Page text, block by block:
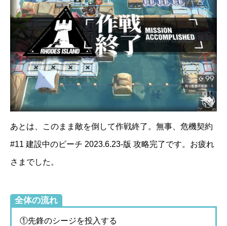
あとは、このまま敵を倒して作戦終了。無事、危機契約
#11 建設中のビーチ 2023.6.23-版 攻略完了です。お疲れ
さまでした。
全体の流れ
①先鋒のシージを投入する